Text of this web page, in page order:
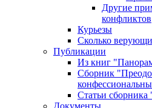
Другие
конфликтов
Курьезы
Сколько
Публикации
Из книг
Сборник
Статьи сборника
Документы